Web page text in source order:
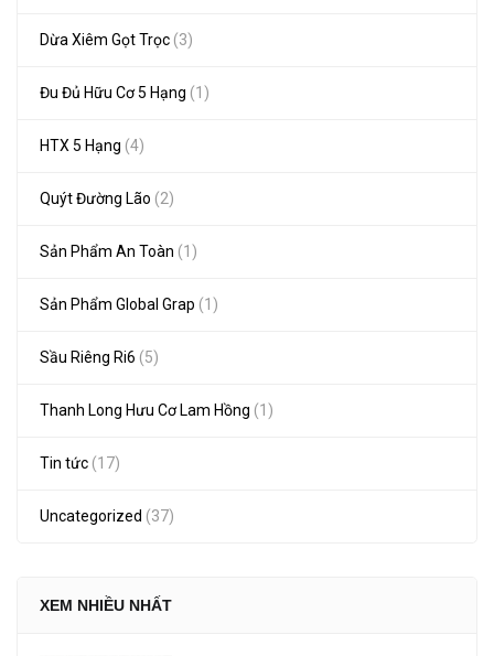
Dừa Xiêm Gọt Trọc (3)
Đu Đủ Hữu Cơ 5 Hạng (1)
HTX 5 Hạng (4)
Quýt Đường Lão (2)
Sản Phẩm An Toàn (1)
Sản Phẩm Global Grap (1)
Sầu Riêng Ri6 (5)
Thanh Long Hưu Cơ Lam Hồng (1)
Tin tức (17)
Uncategorized (37)
XEM NHIỀU NHẤT